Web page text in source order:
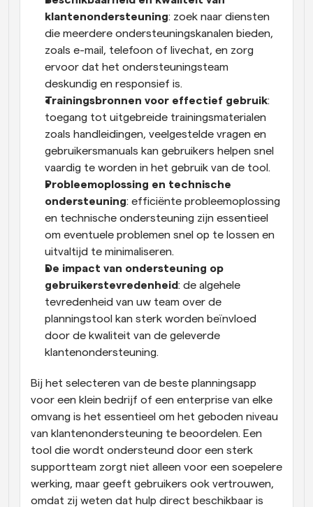
klantenondersteuning: zoek naar diensten
die meerdere ondersteuningskanalen bieden,
zoals e-mail, telefoon of livechat, en zorg
ervoor dat het ondersteuningsteam
deskundig en responsief is.
Trainingsbronnen voor effectief gebruik:
toegang tot uitgebreide trainingsmaterialen
zoals handleidingen, veelgestelde vragen en
gebruikersmanuals kan gebruikers helpen snel
vaardig te worden in het gebruik van de tool.
Probleemoplossing en technische
ondersteuning: efficiënte probleemoplossing
en technische ondersteuning zijn essentieel
om eventuele problemen snel op te lossen en
uitvaltijd te minimaliseren.
De impact van ondersteuning op
gebruikerstevredenheid: de algehele
tevredenheid van uw team over de
planningstool kan sterk worden beïnvloed
door de kwaliteit van de geleverde
klantenondersteuning.
Bij het selecteren van de beste planningsapp
voor een klein bedrijf of een enterprise van elke
omvang is het essentieel om het geboden niveau
van klantenondersteuning te beoordelen. Een
tool die wordt ondersteund door een sterk
supportteam zorgt niet alleen voor een soepelere
werking, maar geeft gebruikers ook vertrouwen,
omdat zij weten dat hulp direct beschikbaar is